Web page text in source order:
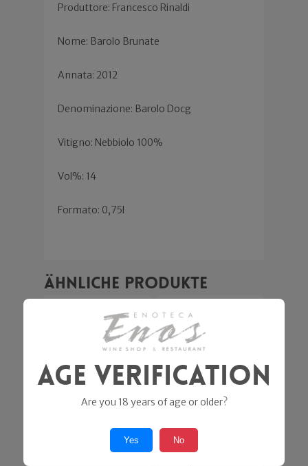
Produttore: Francesco Rinaldi
Nome: Barolo Brunate
Annata: 2012
Denominazione: Barolo Docg
Vitigno: Nebbiolo 100%
Vol%: 14
Formato: 0,75l
Ähnliche Produkte
Animaversa
Monteversa
Age Verification
Are you 18 years of age or older?
Yes No